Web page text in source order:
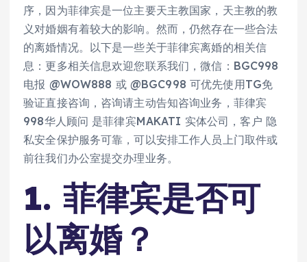
序，因为菲律宾是一位主要天主教国家，天主教的教
义对婚姻有着较大的影响。然而，仍然存在一些合法
的离婚情况。以下是一些关于菲律宾离婚的相关信
息：更多相关信息欢迎您联系我们，微信：BGC998
电报 @WOW888 或 @BGC998 可优先使用TG免
验证直接咨询，咨询请主动告知咨询业务，菲律宾
998华人顾问 是菲律宾MAKATI 实体公司，客户 隐
私安全保护服务可靠，可以安排工作人员上门取件或
前往我们办公室提交办理业务。
1. 菲律宾是否可
以离婚？